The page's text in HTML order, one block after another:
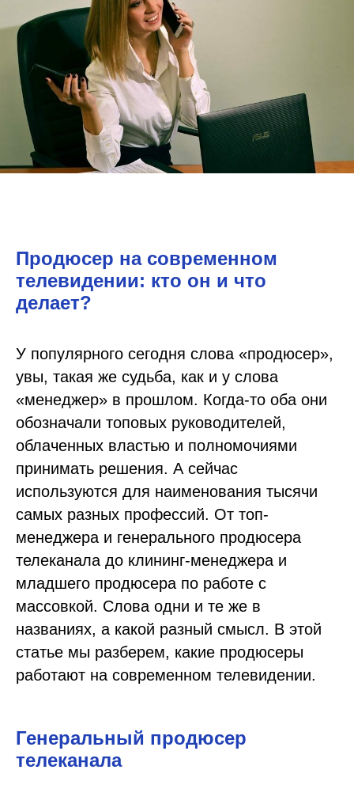
Продюсер на современном
телевидении: кто он и что
делает?
У популярного сегодня слова «продюсер»,
увы, такая же судьба, как и у слова
«менеджер» в прошлом. Когда-то оба они
обозначали топовых руководителей,
облаченных властью и полномочиями
принимать решения. А сейчас
используются для наименования тысячи
самых разных профессий. От топ-
менеджера и генерального продюсера
телеканала до клининг-менеджера и
младшего продюсера по работе с
массовкой. Слова одни и те же в
названиях, а какой разный смысл. В этой
статье мы разберем, какие продюсеры
работают на современном телевидении.
Генеральный продюсер
телеканала